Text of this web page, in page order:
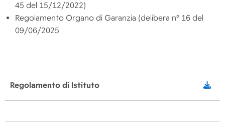
45 del 15/12/2022)
Regolamento Organo di Garanzia (delibera n° 16 del
09/06/2025
Regolamento di Istituto